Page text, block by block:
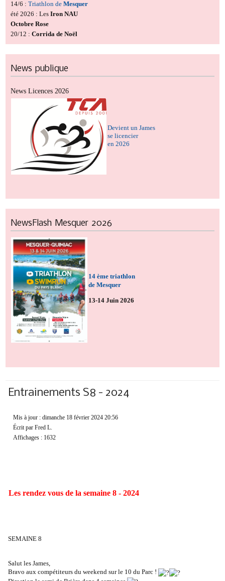
14/6 :Triathlon deMesquer
été 2026 : LesIron NAU
Octobre Rose
20/12 : Corrida de Noël
News publique
News Licences 2026
Devient un James
se licencier
en 2026
NewsFlash Mesquer 2026
14 ème triathlon
de Mesquer
13-14 Juin 2026
Entrainements S8 - 2024
Mis à jour : dimanche 18 février 2024 20:56
Écrit par Fred L.
Affichages : 1632
Les rendez vous de la semaine 8 - 2024
SEMAINE 8
Salut les James,
Bravo aux compétiteurs du weekend sur le 10 du Parc !